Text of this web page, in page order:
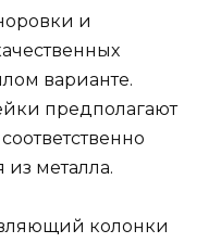
и
варианте.
предполагают
соответственно
из металла.
колонки